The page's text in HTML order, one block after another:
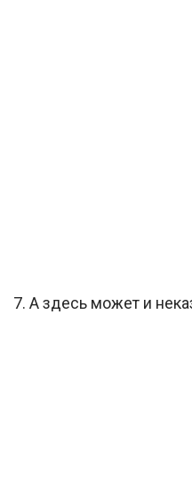
7. А здесь может и